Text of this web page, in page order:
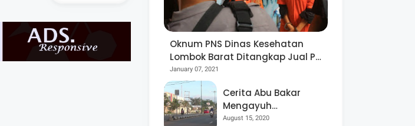
A-
Oknum PNS Dinas Kesehatan
Lombok Barat Ditangkap Jual Pil
Ekstasi
January 07, 2021
Cerita Abu Bakar
Mengayuh
Sepedanya Selama
August 15, 2020